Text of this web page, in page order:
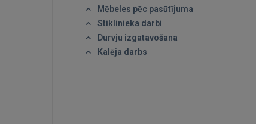
Mēbeles pēc pasūtījuma
Stiklinieka darbi
Durvju izgatavošana
Kalēja darbs